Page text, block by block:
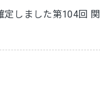
定しました第104回 関